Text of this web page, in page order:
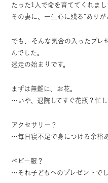
たった1人で命を育ててくれまし
その妻に、一生心に残る“ありが
でも、そんな気合の入ったプレ
んでした。
迷走の始まりです。
まずは無難に、お花。
…いや、退院してすぐ花瓶？忙し
アクセサリー？
…毎日寝不足で身につける余裕
ベビー服？
…それ子どもへのプレゼントで